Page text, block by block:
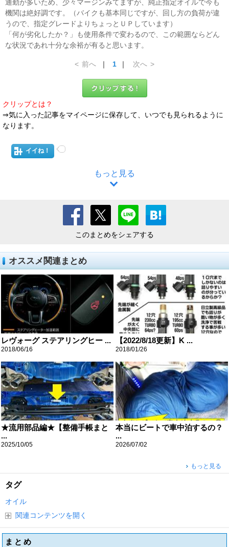
通勤が多いため、少々マージンみてますが、純正指定オイルで今も
機関は絶好調です。（バイクも基本同じですが、回し方の負荷が違
うので、指定グレードよりちょっとＵＰしています）
「何が劣化したか？」も使用条件で変わるので、この範囲ならどん
な状況であれ十分な余裕が有ると思います。
< 前へ ｜ 1 ｜ 次へ >
クリップとは？
⇒気に入った記事をマイページに保存して、いつでも見られるように
なります。
イイね！
もっと見る
このまとめをシェアする
オススメ関連まとめ
レヴォーグ ステアリングヒー ...
2018/06/16
【2022/8/18更新】K ...
2018/01/26
★流用部品編★【整備手帳まと
...
2025/10/05
本当にビートで車中泊するの？
...
2026/07/02
もっと見る
タグ
オイル
関連コンテンツを開く
まとめ